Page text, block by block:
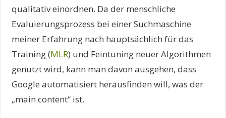
qualitativ einordnen. Da der menschliche
Evaluierungsprozess bei einer Suchmaschine
meiner Erfahrung nach hauptsächlich für das
Training (MLR) und Feintuning neuer Algorithmen
genutzt wird, kann man davon ausgehen, dass
Google automatisiert herausfinden will, was der
„main content“ ist.